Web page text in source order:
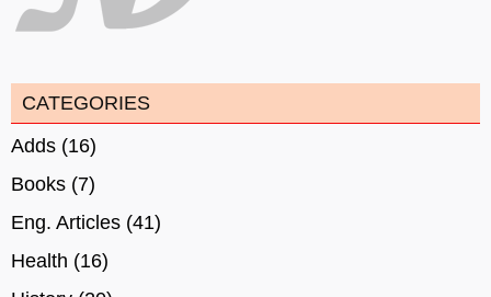
CATEGORIES
Adds (16)
Books (7)
Eng. Articles (41)
Health (16)